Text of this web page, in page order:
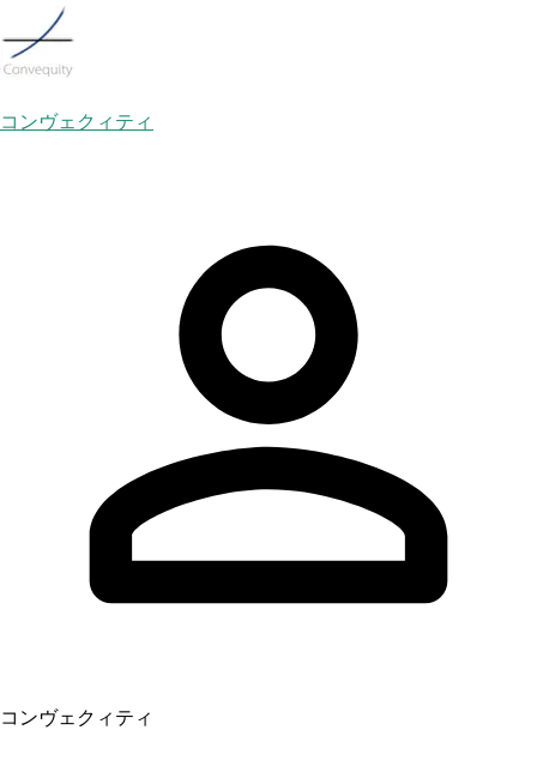
コンヴェクィティ
コンヴェクィティ